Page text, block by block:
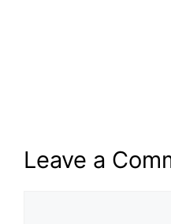
Leave a